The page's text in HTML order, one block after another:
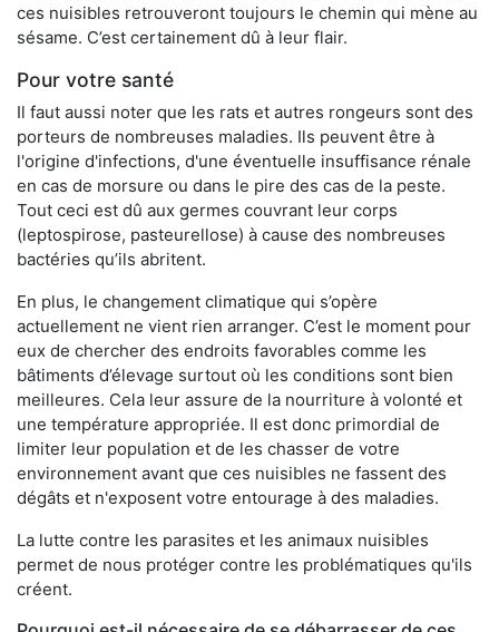
ces nuisibles retrouveront toujours le chemin qui mène au
sésame. C’est certainement dû à leur flair.
Pour votre santé
Il faut aussi noter que les rats et autres rongeurs sont des
porteurs de nombreuses maladies. Ils peuvent être à
l'origine d'infections, d'une éventuelle insuffisance rénale
en cas de morsure ou dans le pire des cas de la peste.
Tout ceci est dû aux germes couvrant leur corps
(leptospirose, pasteurellose) à cause des nombreuses
bactéries qu’ils abritent.
En plus, le changement climatique qui s’opère
actuellement ne vient rien arranger. C’est le moment pour
eux de chercher des endroits favorables comme les
bâtiments d’élevage surtout où les conditions sont bien
meilleures. Cela leur assure de la nourriture à volonté et
une température appropriée. Il est donc primordial de
limiter leur population et de les chasser de votre
environnement avant que ces nuisibles ne fassent des
dégâts et n'exposent votre entourage à des maladies.
La lutte contre les parasites et les animaux nuisibles
permet de nous protéger contre les problématiques qu'ils
créent.